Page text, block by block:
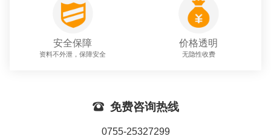
安全保障
资料不外泄，保障安全
价格透明
无隐性收费
 免费咨询热线
0755-25327299